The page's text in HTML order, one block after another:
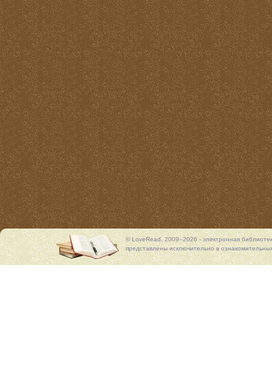
© LoveRead, 2009–2026 - электронная
представлены исключительно в